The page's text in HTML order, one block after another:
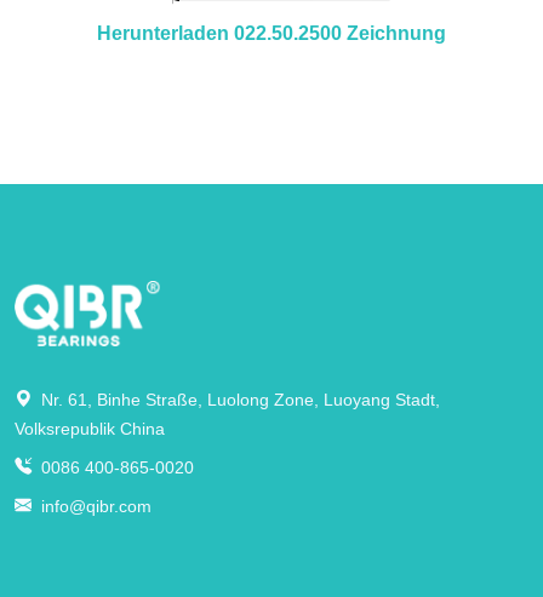
Herunterladen 022.50.2500 Zeichnung
Nr. 61, Binhe Straße, Luolong Zone, Luoyang Stadt,
Volksrepublik China
0086 400-865-0020
info@qibr.com